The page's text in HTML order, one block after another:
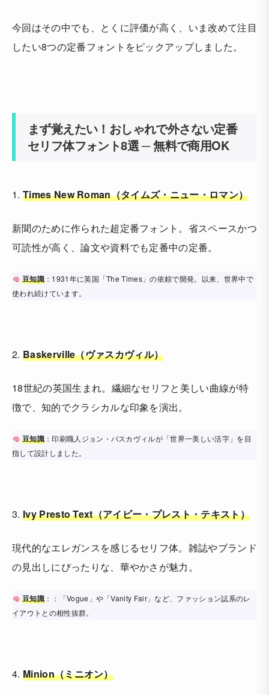
今回はその中でも、とくに評価が高く、いま改めて注目
したい8つの定番フォントをピックアップしました。
まず覚えたい！おしゃれで外さない定番
セリフ体フォント8選 ─ 無料で商用OK
1. Times New Roman（タイムズ・ニュー・ロマン）
新聞のために作られた超定番フォント。省スペースかつ
可読性が高く、論文や資料でも定番中の定番。
豆知識：1931年に英国「The Times」の依頼で開発。以来、世界中で
使われ続けています。
2. Baskerville（ヴァスカヴィル）
18世紀の英国生まれ。繊細なセリフと美しい曲線が特
徴で、知的でクラシカルな印象を演出。
豆知識：印刷職人ジョン・バスカヴィルが「世界一美しい活字」を目
指して設計しました。
3. Ivy Presto Text（アイビー・プレスト・テキスト）
現代的なエレガンスを感じるセリフ体。雑誌やブランド
の見出しにぴったりな、華やかさが魅力。
豆知識：：「Vogue」や「Vanity Fair」など、ファッション誌系のレ
イアウトとの相性抜群。
4. Minion（ミニオン）